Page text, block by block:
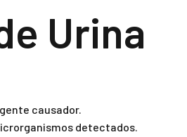
Urina
causador.
detectados.